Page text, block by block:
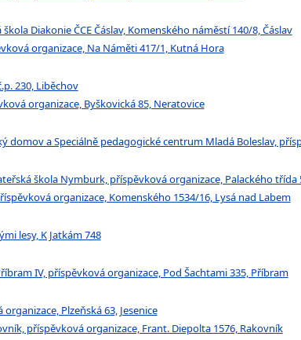
Diakonie ČCE Čáslav, Komenského náměstí 140/8, Čáslav
organizace, Na Náměti 417/1, Kutná Hora
230, Liběchov
organizace, Byškovická 85, Neratovice
domov a Speciálně pedagogické centrum Mladá Boleslav,
škola Nymburk, příspěvková organizace, Palackého
organizace, Komenského 1534/16, Lysá nad Labem
lesy, K Jatkám 748
IV, příspěvková organizace, Pod Šachtami 335, Příbram
Plzeňská 63, Jesenice
příspěvková organizace, Frant. Diepolta 1576, Rakovník